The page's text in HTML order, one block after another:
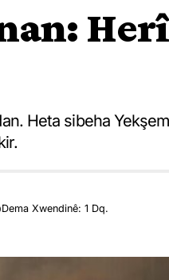
Herî
Heta sibeha
Dema Xwendinê: 1 Dq.